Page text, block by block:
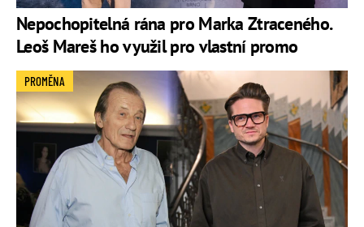
Nepochopitelná rána pro Marka Ztraceného.
Leoš Mareš ho využil pro vlastní promo
PROMĚNA